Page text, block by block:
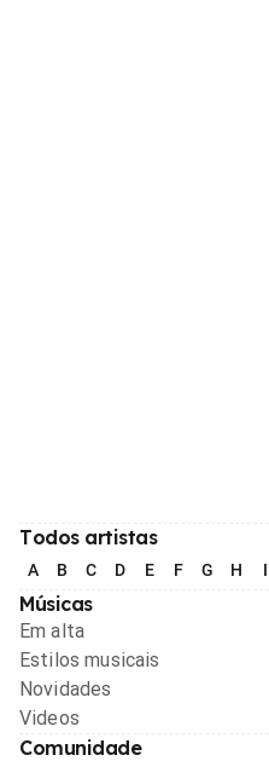
Todos artistas
A B C D E F G H I
Músicas
Em alta
Estilos musicais
Novidades
Videos
Comunidade